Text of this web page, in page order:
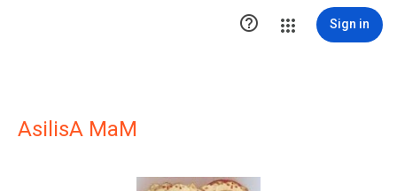
 Sign in
AsilisA MaM